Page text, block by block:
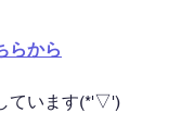
らから
ています(*'▽')